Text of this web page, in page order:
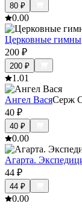
80 ₽
0.00
Церковные гимны
200 ₽
200 ₽
1.01
Ангел ВасяСерж
40 ₽
40 ₽
0.00
Агарта.
44 ₽
44 ₽
0.00